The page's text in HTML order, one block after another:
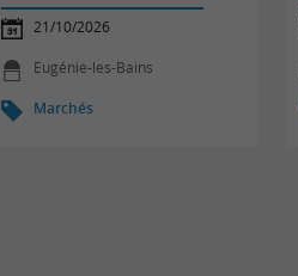
21/10/2026
Eugénie-les-Bains
Marchés